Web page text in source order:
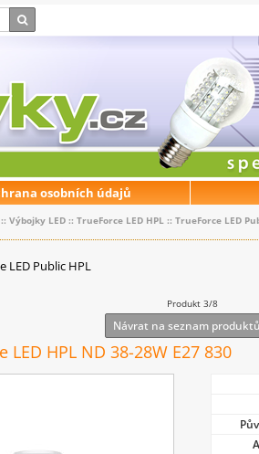
osobních údajů
:: Výbojky LED :: TrueForce LED HPL :: TrueForce LED
LED Public HPL
Produkt 3/8
Návrat na seznam produktů
LED HPL ND 38-28W E27 830